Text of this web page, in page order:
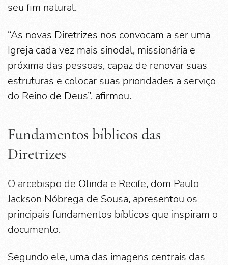
seu fim natural.
“As novas Diretrizes nos convocam a ser uma
Igreja cada vez mais sinodal, missionária e
próxima das pessoas, capaz de renovar suas
estruturas e colocar suas prioridades a serviço
do Reino de Deus”, afirmou.
Fundamentos bíblicos das
Diretrizes
O arcebispo de Olinda e Recife, dom Paulo
Jackson Nóbrega de Sousa, apresentou os
principais fundamentos bíblicos que inspiram o
documento.
Segundo ele, uma das imagens centrais das